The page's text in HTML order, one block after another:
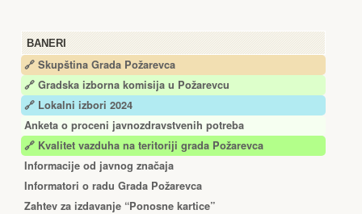
BANERI
🔗 Skupština Grada Požarevca
🔗 Gradska izborna komisija u Požarevcu
🔗 Lokalni izbori 2024
Anketa o proceni javnozdravstvenih potreba
🔗 Kvalitet vazduha na teritoriji grada Požarevca
Informacije od javnog značaja
Informatori o radu Grada Požarevca
Zahtev za izdavanje “Ponosne kartice”